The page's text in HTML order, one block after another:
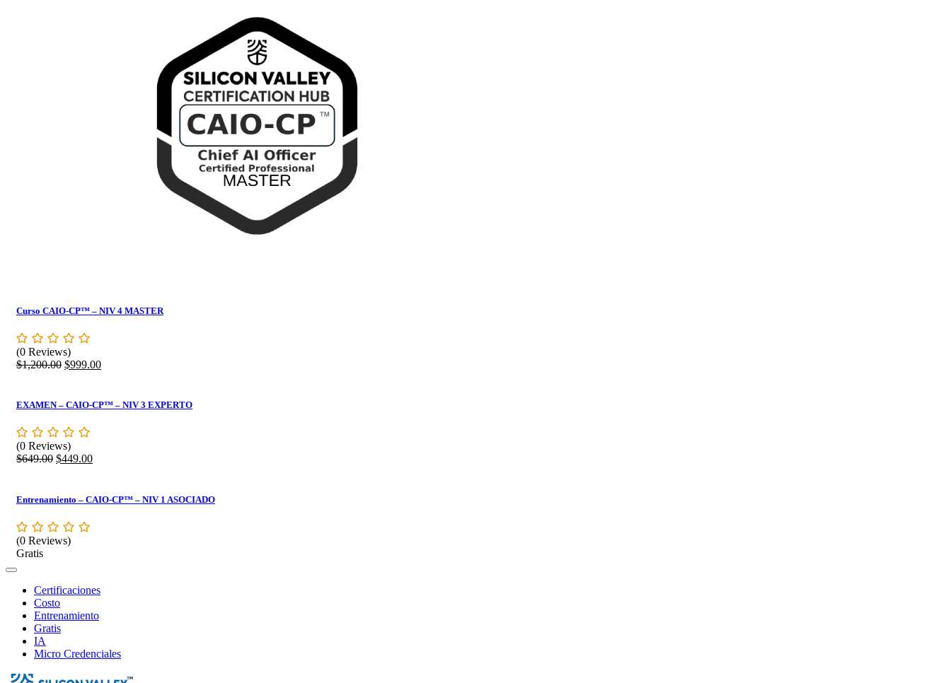
Curso CAIO-CP™ – NIV 4 MASTER
(0 Reviews)
$1,200.00 Original
$1,200.00.
$999.00Current
$999.00.
EXAMEN – CAIO-CP™ – NIV 3 EXPERTO
(0 Reviews)
$649.00 Original
$649.00.
$449.00Current
$449.00.
Entrenamiento – CAIO-CP™ – NIV 1 ASOCIADO
(0 Reviews)
Gratis
Certificaciones
Costo
Entrenamiento
Gratis
IA
Micro Credenciales